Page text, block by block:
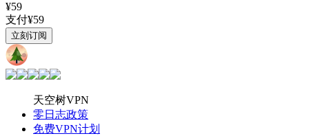
¥59
支付¥59
立刻订阅
天空树
天空树VPN
零日志政策
免费VPN计划